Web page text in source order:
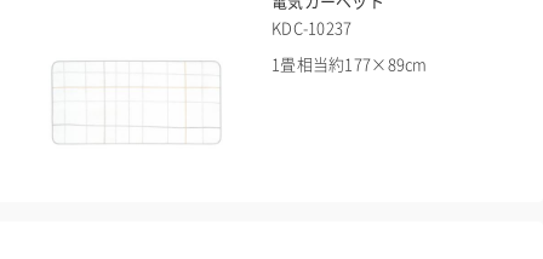
KDC-10237
1畳相当約177×89cm